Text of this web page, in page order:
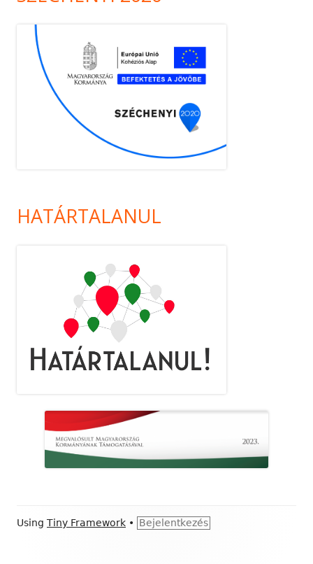
HATÁRTALANUL
Footer
Using Tiny Framework • Bejelentkezés